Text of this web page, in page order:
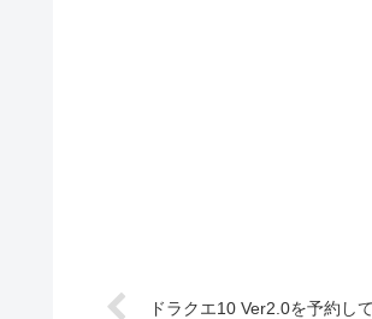
ドラクエ10 Ver2.0を予約し